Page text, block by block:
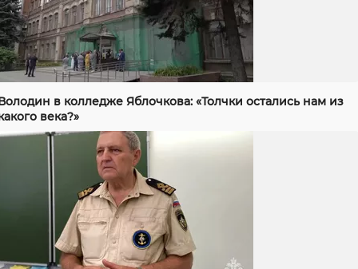
в колледже Яблочкова: «Толчки остались нам из
века?»